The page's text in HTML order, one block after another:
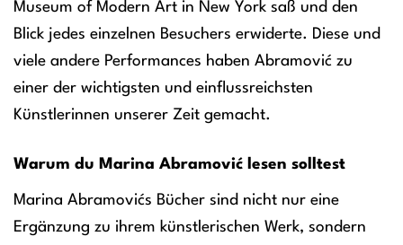
Museum of Modern Art in New York saß und den
Blick jedes einzelnen Besuchers erwiderte. Diese und
viele andere Performances haben Abramović zu
einer der wichtigsten und einflussreichsten
Künstlerinnen unserer Zeit gemacht.
Warum du Marina Abramović lesen solltest
Marina Abramovićs Bücher sind nicht nur eine
Ergänzung zu ihrem künstlerischen Werk, sondern